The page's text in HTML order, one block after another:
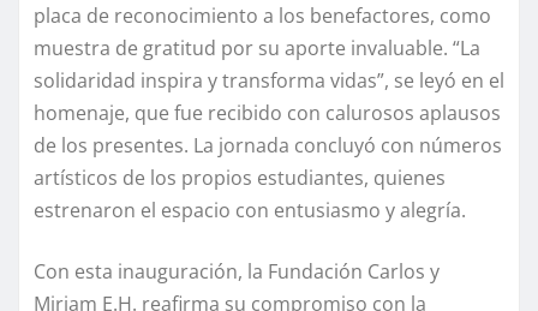
placa de reconocimiento a los benefactores, como
muestra de gratitud por su aporte invaluable. “La
solidaridad inspira y transforma vidas”, se leyó en el
homenaje, que fue recibido con calurosos aplausos
de los presentes. La jornada concluyó con números
artísticos de los propios estudiantes, quienes
estrenaron el espacio con entusiasmo y alegría.
Con esta inauguración, la Fundación Carlos y
Miriam E.H. reafirma su compromiso con la